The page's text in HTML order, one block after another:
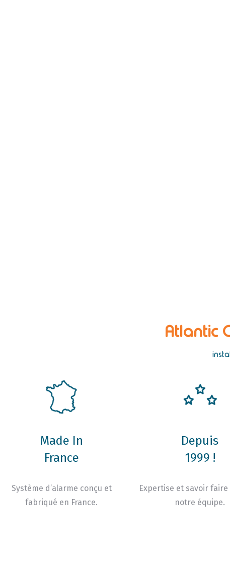
Atlantic
Made In
France
Système d’alarme conçu et
fabriqué en France.
Depuis
1999 !
Expertise et savoir
notre équipe.